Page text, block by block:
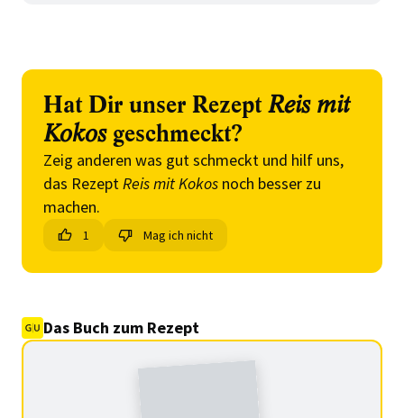
Hat Dir unser Rezept Reis mit
Kokosgeschmeckt?
Zeig anderen was gut schmeckt und hilf uns,
das RezeptReis mit Kokos noch besser zu
machen.
1 Mag ich nicht
Das Buch zum Rezept